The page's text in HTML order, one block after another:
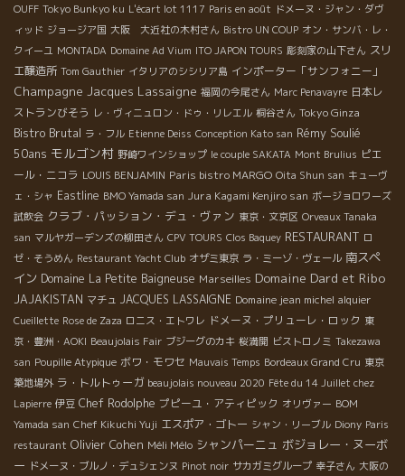
OUFF Tokyo Bunkyo ku L'écart lot 1117 Paris en août ドメーヌ・ジャン・ダヴ
ィッド ジョージア国 大阪 大近社の木村さん Bistro UN COUP オン・サンバ・レ・
クイーユ MONTADA Domaine Ad Vium ITO JAPON TOURS 彫刻家の山下さん スリ
エ醸造所 Tom Gauthier イタリアのシシリア島 インポーター「サンフォニー」
Champagne Jacques Lassaigne 福岡の今尾さん Marc Penavayre 日本レ
ストランびそう レ・ヴィニュロン・ドゥ・リレエル 桐谷さん Tokyo Ginza
Bistro Brutal ラ・フル Etienne Deiss Conception Kato san Rémy Soulié
50ans モルゴン村 野崎ワインショップ le couple SAKATA Mont Brulius ピエ
ール・ニコラ LOUIS BENJAMIN Paris bistro MARGO Oita Shun san キューヴ
ェ・シャ Eastline BMO Yamada san Jura Kagami Kenjiro san ボージョロワーズ
試飲会 クラブ・パッション・デュ・ヴァン 東京・文京区 Orveaux Tanaka
san マルヤガーデンズの柳田さん CPV TOURS Clos Baquey RESTAURANT ロ
ゼ・そうめん Restaurant Yacht Club オザミ東京 ラ・ミーゾ・ヴェール 南スペ
イン Domaine La Petite Baigneuse Marseilles Domaine Dard et Ribo
JAJAKISTAN マチュ JACQUES LASSAIGNE Domaine jean michel alquier
Cueillette Rose de Zaza ロニス・エトワレ ドメーヌ・プリューレ・ロック 東
京・豊洲・AOKI Beaujolais Fair ブジーグのカキ 桜満開 ビストロノミ Takezawa
san Poupille Atypique ボワ・モワセ Mauvais Temps Bordeaux Grand Cru 東京
築地場外 ラ・トルトゥーガ beaujolais nouveau 2020 Fête du 14 Juillet chez
Lapierre 伊豆 Chef Rodolphe プピーユ・アティピック オリヴァー BOM
Yamada san Chef Kikuchi Yuji エスポア・ゴトー シャン・リーブル Diony Paris
restaurant Olivier Cohen Méli Mélo シャンパーニュ ボジョレー・ヌーボ
ー ドメーヌ・ブルノ・デュシェンヌ Pinot noir サカガミグループ 幸子さん 大阪の